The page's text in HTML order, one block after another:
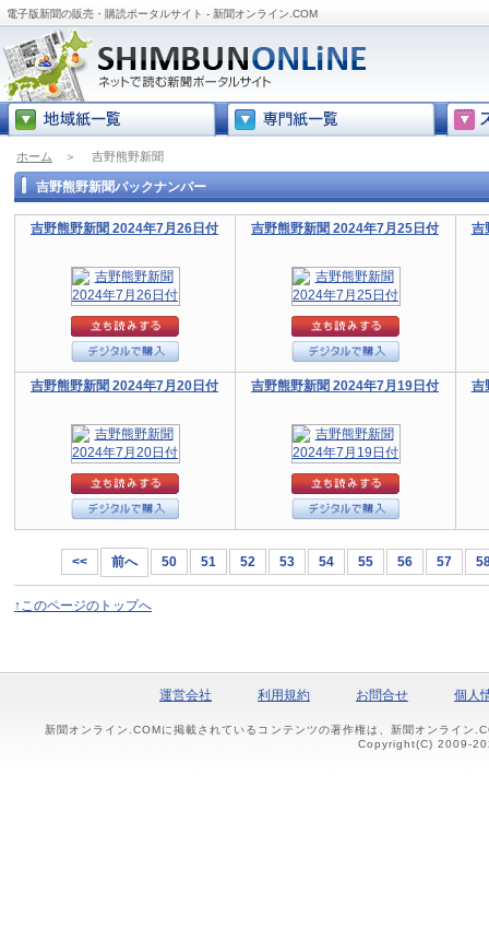
電子版新聞の販売・購読ポータルサイト - 新聞オンライン.COM
ホーム ＞ 吉野熊野新聞
吉野熊野新聞バックナンバー
吉野熊野新聞 2024年7月26日付 吉野熊野新聞 2024年7月25日付 吉
吉野熊野新聞 2024年7月20日付 吉野熊野新聞 2024年7月19日付 吉
<< 前へ 50 51 52 53 54 55 56 57
↑このページのトップへ
運営会社 利用規約 お問合せ 個人
新聞オンライン.COMに掲載されているコンテンツの著作権は、新聞オンライン
Copyright(C) 2009-